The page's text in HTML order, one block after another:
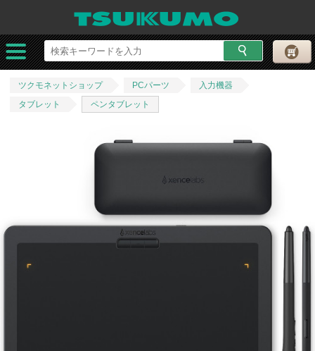
ツクモネットショップ PCパーツ
入力機器
タブレット
ペンタブレット